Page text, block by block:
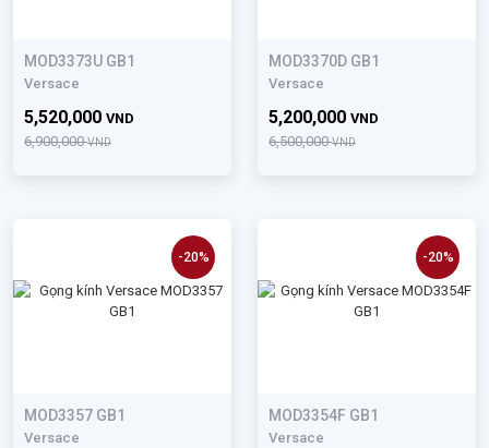
MOD3373U GB1
Versace
6,900,000VND
5,520,000 VND
MOD3370D GB1
Versace
6,500,000VND
5,200,000 VND
MOD3357 GB1
Versace
-20%
MOD3354F GB1
Versace
-20%